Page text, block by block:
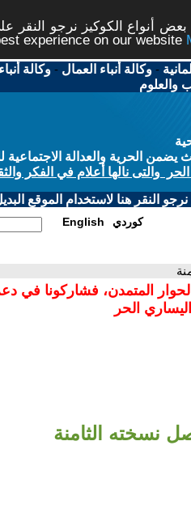
أنواع الكوكيز نرجو النقر
experience on our website
-وكالة أنباء العمال -وكالة
والعلوم
الحرية والعدالة الاجتماعية
والتى نالها أعلام في الفكر
النقر هنا لاستخدام الموقع
English كوردي
المتمدن، فشاركونا في
الحر
نسخته الثامنة